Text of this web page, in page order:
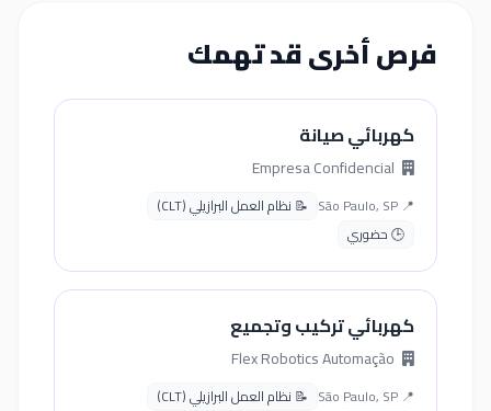
فرص أخرى قد تهمك
كهربائي صيانة
📍 São Paulo, SP
📝 نظام العمل البرازيلي (CLT)
🕒 حضوري
كهربائي تركيب وتجميع
📍 São Paulo, SP
📝 نظام العمل البرازيلي (CLT)